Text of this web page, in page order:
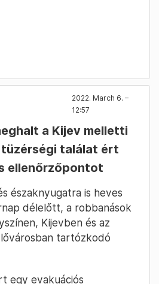
2022. March 6. –
12:57
a Kijev melletti
tüzérségi találat ért
ellenőrzőpontot
északnyugatra is heves
délelőtt, a robbanások
Kijevben és az
tartózkodó
egy evakuációs